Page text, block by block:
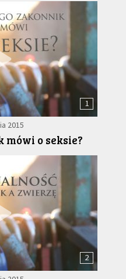
1
2015
mówi o seksie?
2